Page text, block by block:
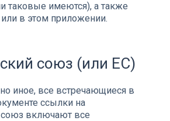
таковые имеются), а также
или в этом приложении.
союз (или ЕС)
иное, все встречающиеся в
ссылки на
включают все